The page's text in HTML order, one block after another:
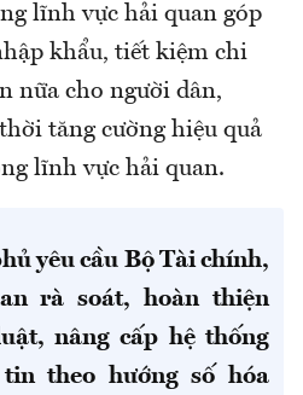
lĩnh vực hải quan góp
khẩu, tiết kiệm chi
nữa cho người dân,
tăng cường hiệu quả
lĩnh vực hải quan.
yêu cầu Bộ Tài chính,
rà soát, hoàn thiện
nâng cấp hệ thống
theo hướng số hóa